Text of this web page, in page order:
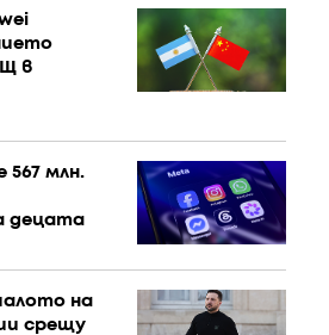
в
567 млн.
децата
на
срещу